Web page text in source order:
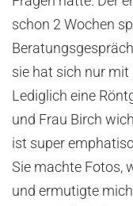
schon 2 Wochen
sie hat sich nur
Lediglich eine
und Frau Birch
ist super
Sie machte Fotos,
und ermutigte